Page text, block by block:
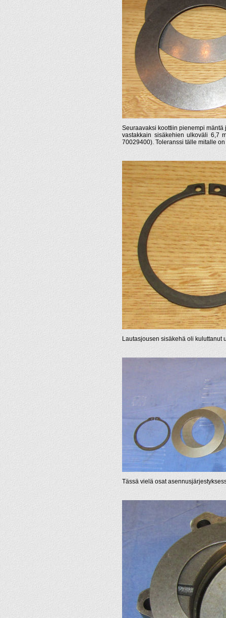
Seuraavaksi koottiin pienempi
vastakkain sisäkehien ulkoväli 6,7
70029400). Toleranssi tälle mitalle
Lautasjousen sisäkehä oli kuluttanut
Tässä vielä osat